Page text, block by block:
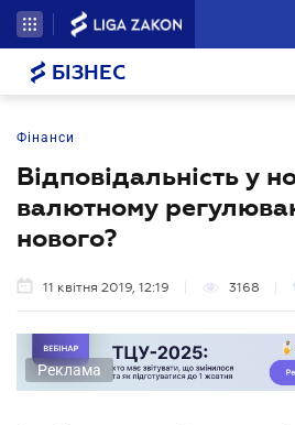
БІЗНЕС
Фінанси
Відповідальність у
валютному
нового?
11 квітня 2019, 12:19 3168
Реклама